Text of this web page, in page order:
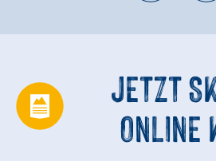
JETZT
ONLINE